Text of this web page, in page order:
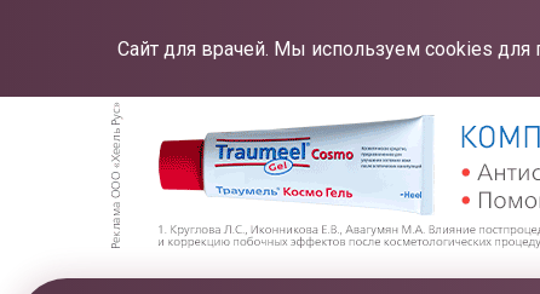
Сайт для врачей. Мы используем cookies для